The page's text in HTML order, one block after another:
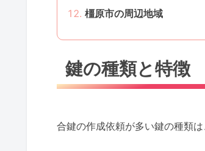
橿原市の周辺地域
鍵の種類と特徴
合鍵の作成依頼が多い鍵の種類